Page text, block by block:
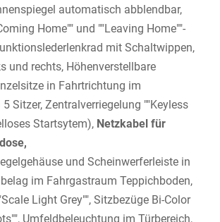
automatisch abblendbar,
Home"" und ""Leaving Home""-
mit Schaltwippen,
und rechts, Höhenverstellbare
in Fahrtrichtung im
Sitzer, Zentralverriegelung ""Keyless
Startsytem), Netzkabel für
und Scheinwerferleiste in
im Fahrgastraum Teppichboden,
Light Grey"", Sitzbezüge Bi-Color
Umfeldbeleuchtung im Türbereich,